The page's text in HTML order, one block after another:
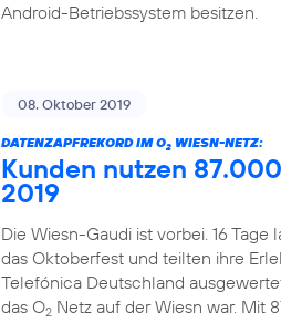
Android-Betriebssystem besitzen.
08. Oktober 2019
DATENZAPFREKORD IM O2 WIESN-NETZ:
Kunden nutzen
2019
Die Wiesn-Gaudi ist vorbei. 16
das Oktoberfest und teilten ihre
Telefónica Deutschland
das O2 Netz auf der Wiesn war. Mit